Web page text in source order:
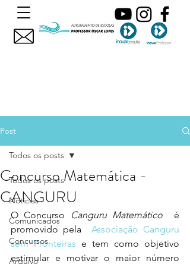
Post
Todos os posts
Noticias
Comunicados
Concursos
Arquivo
Todos os posts
Concurso Matemática -
CANGURU
O Concurso Canguru Matemático
  é
promovido pela Associação Canguru
sem Fronteiras e tem como objetivo
estimular e motivar o maior número